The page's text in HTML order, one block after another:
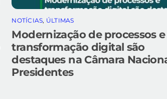
NOTÍCIAS, ÚLTIMAS
Modernização de processos e
transformação digital são
destaques na Câmara
Presidentes